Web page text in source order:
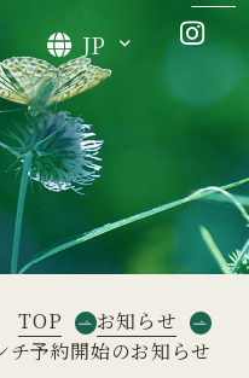
JP
TOP
お知らせ
チ予約開始のお知らせ